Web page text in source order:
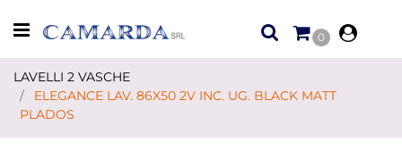
Open menu
0
LAVELLI 2 VASCHE
ELEGANCE LAV. 86X50 2V INC. UG. BLACK MATT
PLADOS